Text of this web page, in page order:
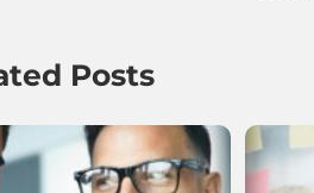
Posts